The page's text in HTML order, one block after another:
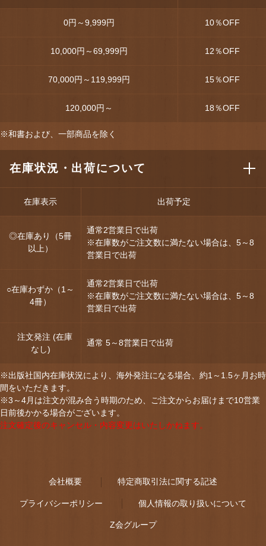
0円～9,999円 10％OFF
10,000円～69,999円 12％OFF
70,000円～119,999円 15％OFF
120,000円～ 18％OFF
※和書および、一部商品を除く
在庫状況・出荷について
在庫表示 出荷予定
◎在庫あり（5冊
以上）
通常2営業日で出荷
※在庫数がご注文数に満たない場合は、5～8
営業日で出荷
○在庫わずか（1～
4冊）
通常2営業日で出荷
※在庫数がご注文数に満たない場合は、5～8
営業日で出荷
注文発注 (在庫
なし)
通常 5～8営業日で出荷
※出版社国内在庫状況により、海外発注になる場合、約1～1.5ヶ月お時
間をいただきます。
※3～4月は注文が混み合う時期のため、ご注文からお届けまで10営業
日前後かかる場合がございます。
注文確定後のキャンセル・内容変更はいたしかねます。
会社概要 特定商取引法に関する記述
プライバシーポリシー 個人情報の取り扱いについて
Z会グループ